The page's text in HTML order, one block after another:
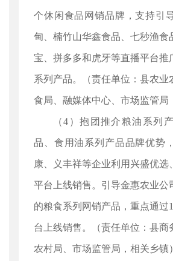
个休闲食品网销品牌，支持引
甸、楠竹山华鑫食品、七秒渔食
宝、拼多多和虎牙等直播平台推
系列产品。（责任单位：县农业
食局、融媒体中心、市场监管局
（4）抱团推介粮油系列
品、食用油系列产品品牌优势
康、义丰祥等企业利用兴盛优选
平台上线销售。引导金惠农业公
的粮食系列网销产品，重点通过
台上线销售。（责任单位：县商
农村局、市场监管局，相关乡镇）